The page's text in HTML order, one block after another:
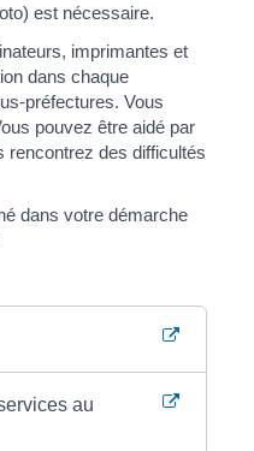
est nécessaire.
imprimantes et
dans chaque
préfectures. Vous
pouvez être aidé par
rencontrez des difficultés
dans votre démarche
au